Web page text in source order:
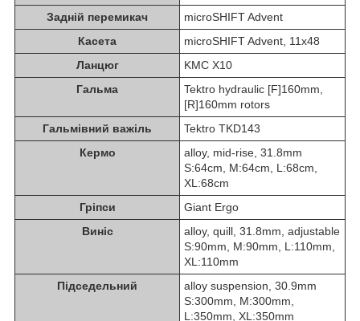
Задній перемикач
microSHIFT Advent
Касета
microSHIFT Advent, 11x48
Ланцюг
KMC X10
Гальма
Tektro hydraulic [F]160mm,
[R]160mm rotors
Гальмівний важіль
Tektro TKD143
Кермо
alloy, mid-rise, 31.8mm
S:64cm, M:64cm, L:68cm,
XL:68cm
Гріпси
Giant Ergo
Виніс
alloy, quill, 31.8mm, adjustable
S:90mm, M:90mm, L:110mm,
XL:110mm
Підседельний
alloy suspension, 30.9mm
S:300mm, M:300mm,
L:350mm, XL:350mm